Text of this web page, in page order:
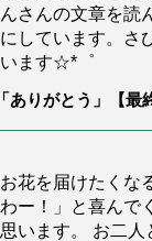
さんの文章を読
しています。さ
います☆*゜
りがとう」【最
花を届けたく
ー！」と喜んで
います。 お二人